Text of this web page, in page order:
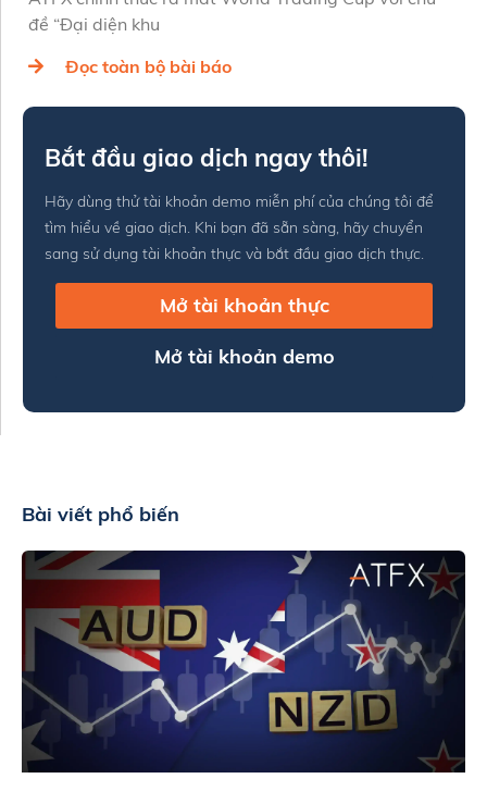
đề “Đại diện khu
Đọc toàn bộ bài báo
Bắt đầu giao dịch ngay thôi!
Hãy dùng thử tài khoản demo miễn phí của chúng tôi để
tìm hiểu về giao dịch. Khi bạn đã sẵn sàng, hãy chuyển
sang sử dụng tài khoản thực và bắt đầu giao dịch thực.
Mở tài khoản thực
Mở tài khoản demo
Bài viết phổ biến